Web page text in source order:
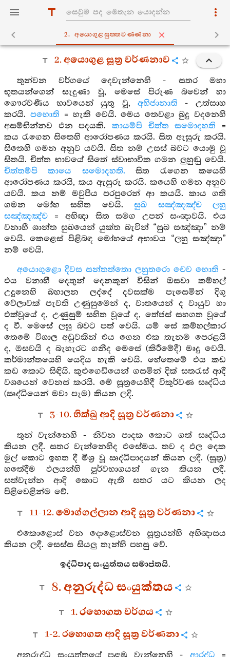
2. අයොගුළසුත‍්තවණ‍්ණනා
2. අයොගුළ සූත්‍ර වර්ණනාව
තුන්වන වර්ගයේ දෙවැන්නෙහි - සතර මහා
භූතයන්ගෙන් සැදුණා වූ, මෙසේ පිරුණ බවෙන් හා
ගෞරවණීය භාවයෙන් යුතු වූ, අභිජානාති - උත්සාහ
කරයි. පහොති = හැකි වෙයි. මෙය තෙවළා බුදු වදනෙහි
අසම්භින්නව එන පදයකි. කායම්පි චිත්ත සමොදහති =
කය රැගෙන සිතෙහි ආරෝපණය කරයි. සිත ඇසුරු කරයි.
සිතෙහි ගමන අනුව යවයි. සිත නම් උසස් බවට යොමු වූ
සිතයි. චිත්ත භාවයේ සිතේ ස්වාභාවික ගමන ලුහුඬු වෙයි.
චිත්තම්පි කායෙ සමොදහති. සිත රැගෙන කයෙහි
ආරෝපණය කරයි, කය ඇසුරු කරයි. කයෙහි ගමන අනුව
යවයි. කය නම් මවුපිය පරපුරෙන් ආ කයයි. කාය ගති
ගමන මෝහ සහිත වෙයි. සුඛ සඤ්ඤඤ්ච ලහු
සඤ්ඤඤ්ච = අභිඥා සිත සමග උපන් සංඥාවයි. එය
වනාහී ශාන්ත සුඛයෙන් යුක්ත බැවින් “සුඛ සඤ්ඤා” නම්
වෙයි. කෙළෙස් පිළිබඳ මෝහයේ අභාවය “ලහු සඤ්ඤා”
නම් වෙයි.
අයොගුළො දිවස සන්තත්තො ලහුතරො චෙව හොති -
එය වනාහී දෙතුන් දෙනකුන් විසින් ඔසවා කම්හල්
උදුනෙහි බහාලන ලද්දේ දවසක්ම පැසෙමින් දිගු
වේලාවක් පැවති උණුසුමෙන් ද, වාතයෙන් ද වායුව හා
එක්වූයේ ද, උණුසුම් සහිත වූයේ ද, තේජස් සහගත වූයේ
ද වී. මෙසේ ලඝු බවට පත් වෙයි. යම් සේ කම්හල්කාර
තෙමේ විශාල අඩුවකින් එය ගෙන එක තැනම පෙරළයි
ද, ඔසවයි ද බැහැරට ගනීද මෙසේ (කිරීමේදී) මෘදු වෙයි.
කර්මාන්තයෙහි යෙදිය හැකි වෙයි. හේතෙමේ එය කඩ
කඩ කොට සිඳියි. කුළුගෙඩියෙන් ගසමින් දික් සතරැස් ආදී
වශයෙන් වෙනස් කරයි. මේ සූත්‍රයෙහිදී විකුර්වණ සෘද්ධිය
(ඍද්ධියෙන් මවා පෑම) කියන ලදි.
3-10. භික්ඛු ආදි සූත්‍ර වර්ණනා
තුන් වැන්නෙහි - නිවන පාදක කොට ගත් සෘද්ධිය
කියන ලදී. සතර වැන්නෙහිද එසේමය. තව ද ඵල දෙක
මුල් කොට ඉහත දී මිශ්‍ර වූ ඍද්ධිපාදයන් කියන ලදී. (සූත්‍ර)
හතේදීම ඵලයන්හි පූර්වභාගයන් ගැන කියන ලදී.
සත්වැන්න ආදි කොට ඇති සතර යට කියන ලද
පිළිවෙළින්ම වේ.
11-12. මොග්ගල්ලාන ආදි සූත්‍ර වර්ණනා
එකොළොස් වන දොළොස්වන සූත්‍රයන්හි අභිඥාසය
කියන ලදී. සෙස්ස සියලු තැන්හි පහසු වේ.
ඉද්ධිපාද සංයුත්තය සමාප්තයි.
8. අනුරුද්ධ සංයුක්තය
1. රහොගත වර්ගය
1-2. රහොගත ආදි සූත්‍ර වර්ණනා